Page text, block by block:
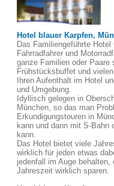
Hotel blauer Karpfen,
Das Familiengeführte
Fahrradfahrer und
ganze Familien oder
Frühstücksbuffet und
Ihren Aufenthalt im Hotel
und Umgebung.
Idyllisch gelegen in
München, so das man
Erkundigungstouren in
kann und dann mit S-Bahn
kann.
Das Hotel bietet viele
wirklich für jeden etwas
jedenfall im Auge
Jahreszeit wirklich sparen.